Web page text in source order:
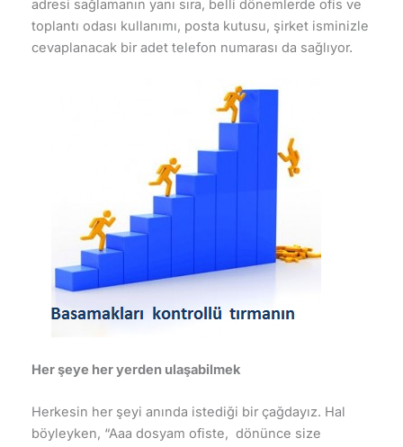
adresi sağlamanın yanı sıra, belli dönemlerde ofis ve
toplantı odası kullanımı, posta kutusu, şirket isminizle
cevaplanacak bir adet telefon numarası da sağlıyor.
Her şeye her yerden ulaşabilmek
Herkesin her şeyi anında istediği bir çağdayız. Hal
böyleyken, “Aaa dosyam ofiste, dönünce size